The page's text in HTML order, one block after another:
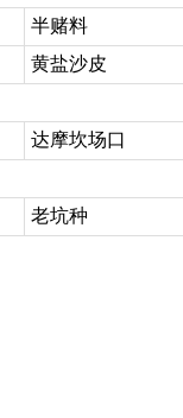
半赌料
黄盐沙皮
达摩坎场口
老坑种